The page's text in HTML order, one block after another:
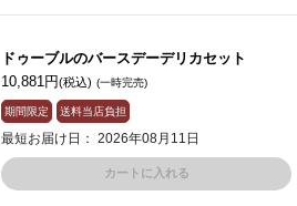
ドゥーブルのバースデーデリカセット
10,881円(税込) (一時完売)
期間限定 送料当店負担
最短お届け日： 2026年08月11日
カートに入れる